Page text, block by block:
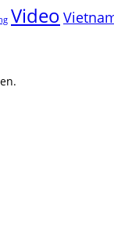
Video